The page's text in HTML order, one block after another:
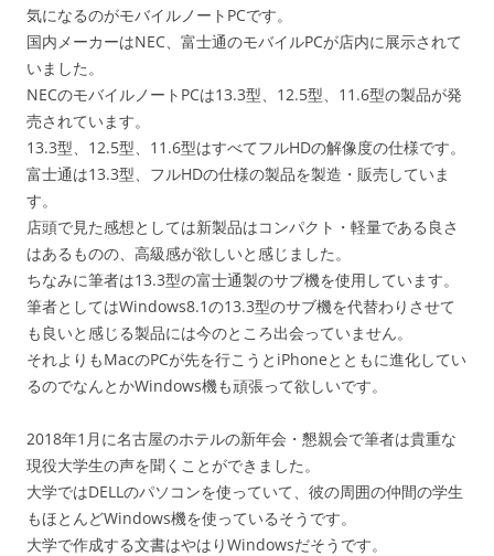
気になるのがモバイルノートPCです。
国内メーカーはNEC、富士通のモバイルPCが店内に展示されて
いました。
NECのモバイルノートPCは13.3型、12.5型、11.6型の製品が発
売されています。
13.3型、12.5型、11.6型はすべてフルHDの解像度の仕様です。
富士通は13.3型、フルHDの仕様の製品を製造・販売していま
す。
店頭で見た感想としては新製品はコンパクト・軽量である良さ
はあるものの、高級感が欲しいと感じました。
ちなみに筆者は13.3型の富士通製のサブ機を使用しています。
筆者としてはWindows8.1の13.3型のサブ機を代替わりさせて
も良いと感じる製品には今のところ出会っていません。
それよりもMacのPCが先を行こうとiPhoneとともに進化してい
るのでなんとかWindows機も頑張って欲しいです。
2018年1月に名古屋のホテルの新年会・懇親会で筆者は貴重な
現役大学生の声を聞くことができました。
大学ではDELLのパソコンを使っていて、彼の周囲の仲間の学生
もほとんどWindows機を使っているそうです。
大学で作成する文書はやはりWindowsだそうです。